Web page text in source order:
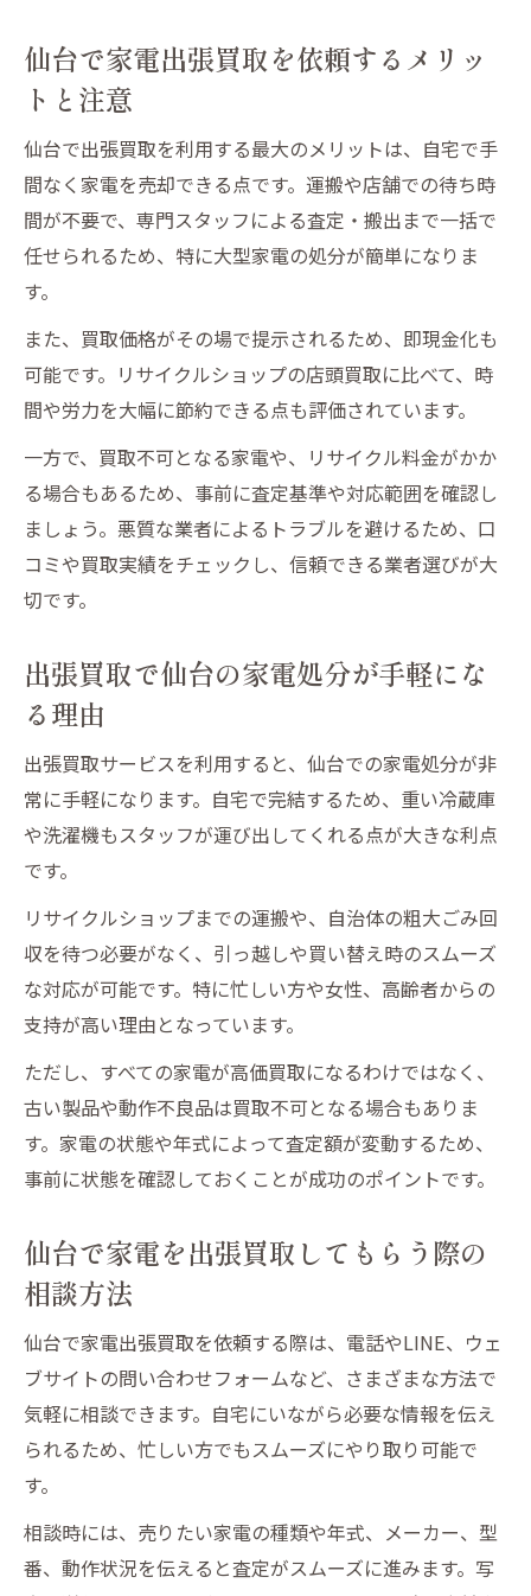
仙台で家電出張買取を依頼するメリッ
トと注意
仙台で出張買取を利用する最大のメリットは、自宅で手
間なく家電を売却できる点です。運搬や店舗での待ち時
間が不要で、専門スタッフによる査定・搬出まで一括で
任せられるため、特に大型家電の処分が簡単になりま
す。
また、買取価格がその場で提示されるため、即現金化も
可能です。リサイクルショップの店頭買取に比べて、時
間や労力を大幅に節約できる点も評価されています。
一方で、買取不可となる家電や、リサイクル料金がかか
る場合もあるため、事前に査定基準や対応範囲を確認し
ましょう。悪質な業者によるトラブルを避けるため、口
コミや買取実績をチェックし、信頼できる業者選びが大
切です。
出張買取で仙台の家電処分が手軽にな
る理由
出張買取サービスを利用すると、仙台での家電処分が非
常に手軽になります。自宅で完結するため、重い冷蔵庫
や洗濯機もスタッフが運び出してくれる点が大きな利点
です。
リサイクルショップまでの運搬や、自治体の粗大ごみ回
収を待つ必要がなく、引っ越しや買い替え時のスムーズ
な対応が可能です。特に忙しい方や女性、高齢者からの
支持が高い理由となっています。
ただし、すべての家電が高価買取になるわけではなく、
古い製品や動作不良品は買取不可となる場合もありま
す。家電の状態や年式によって査定額が変動するため、
事前に状態を確認しておくことが成功のポイントです。
仙台で家電を出張買取してもらう際の
相談方法
仙台で家電出張買取を依頼する際は、電話やLINE、ウェ
ブサイトの問い合わせフォームなど、さまざまな方法で
気軽に相談できます。自宅にいながら必要な情報を伝え
られるため、忙しい方でもスムーズにやり取り可能で
す。
相談時には、売りたい家電の種類や年式、メーカー、型
番、動作状況を伝えると査定がスムーズに進みます。写